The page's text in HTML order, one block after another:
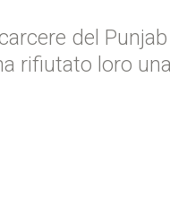
del
rifiutato loro